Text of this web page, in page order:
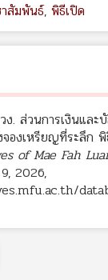
สัมพันธ์, พิธีเปิด
. ส่วนการเงินและ
องเหรียญที่ระลึก
of Mae Fah
2026,